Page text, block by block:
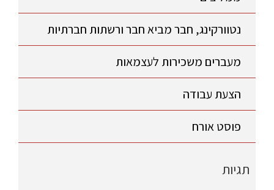
נטוורקינג, חבר מביא חבר ורשתות חברתיות
מעברים משכירות לעצמאות
הצעת עבודה
פוסט אורח
תגיות